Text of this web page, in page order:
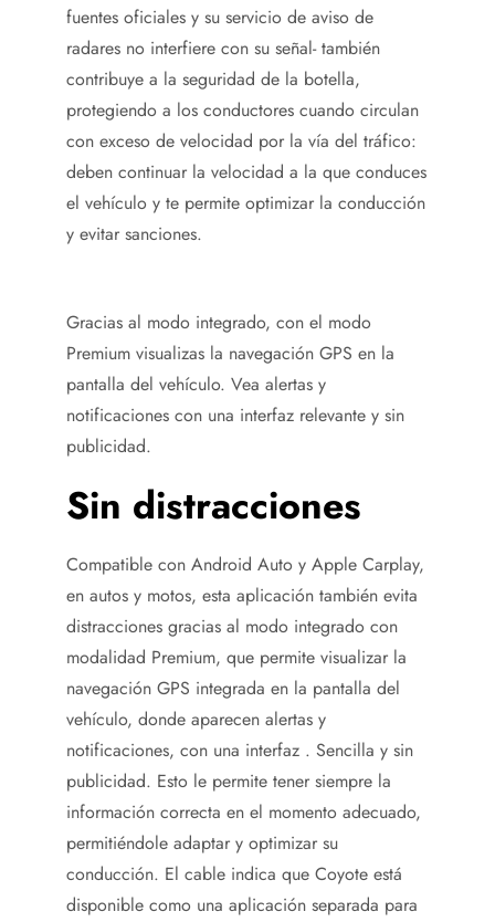
fuentes oficiales y su servicio de aviso de
radares no interfiere con su señal- también
contribuye a la seguridad de la botella,
protegiendo a los conductores cuando circulan
con exceso de velocidad por la vía del tráfico:
deben continuar la velocidad a la que conduces
el vehículo y te permite optimizar la conducción
y evitar sanciones.
Gracias al modo integrado, con el modo
Premium visualizas la navegación GPS en la
pantalla del vehículo. Vea alertas y
notificaciones con una interfaz relevante y sin
publicidad.
Sin distracciones
Compatible con Android Auto y Apple Carplay,
en autos y motos, esta aplicación también evita
distracciones gracias al modo integrado con
modalidad Premium, que permite visualizar la
navegación GPS integrada en la pantalla del
vehículo, donde aparecen alertas y
notificaciones, con una interfaz . Sencilla y sin
publicidad. Esto le permite tener siempre la
información correcta en el momento adecuado,
permitiéndole adaptar y optimizar su
conducción. El cable indica que Coyote está
disponible como una aplicación separada para